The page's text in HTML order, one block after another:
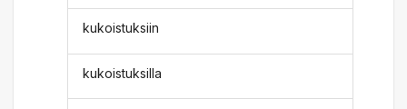
kukoistuksiin
kukoistuksilla